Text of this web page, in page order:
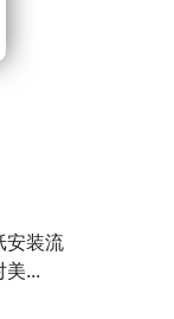
安装流
美...